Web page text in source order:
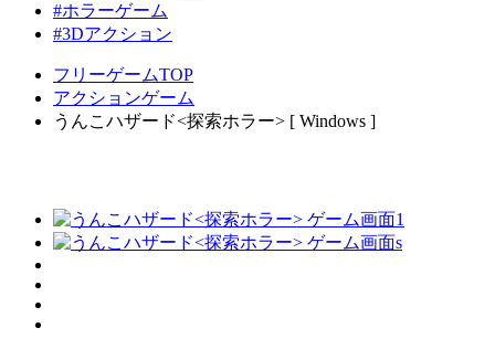
#ホラーゲーム
#3Dアクション
フリーゲームTOP
アクションゲーム
うんこハザード<探索ホラー> [ Windows ]